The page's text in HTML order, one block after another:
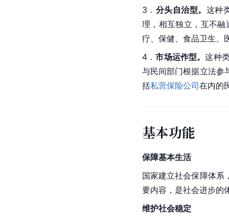
3． 分头自治型。 这种
理，相互独立，互不融
疗、保健、食品卫生、
4．市场运作型。这种
与民间部门根据立法参
括私营保险公司在内的
基本功能
保障基本生活
国家建立社会保障体系
要内容，是社会进步的
维护社会稳定